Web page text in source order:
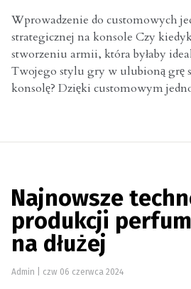
Wprowadzenie do customowych
strategicznej na konsole Czy
stworzeniu armii, która byłaby
Twojego stylu gry w ulubioną grę
konsolę? Dzięki customowym
Najnowsze
produkcji
na dłużej
Admin czw 06 czerwca 2024